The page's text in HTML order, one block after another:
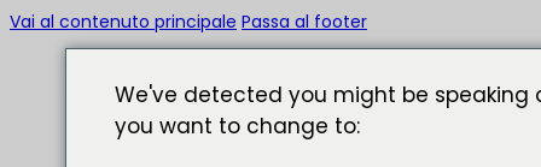
Vai al contenuto principale Passa al footer
We've detected you might be speaking
you want to change to: